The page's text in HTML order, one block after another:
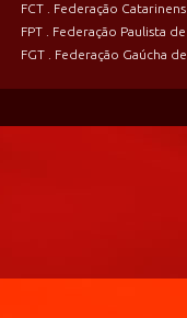
FCT . Federação
FPT . Federação Paulista
FGT . Federação Gaúcha